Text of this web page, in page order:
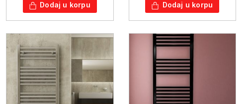
Dodaj u korpu Dodaj u korpu